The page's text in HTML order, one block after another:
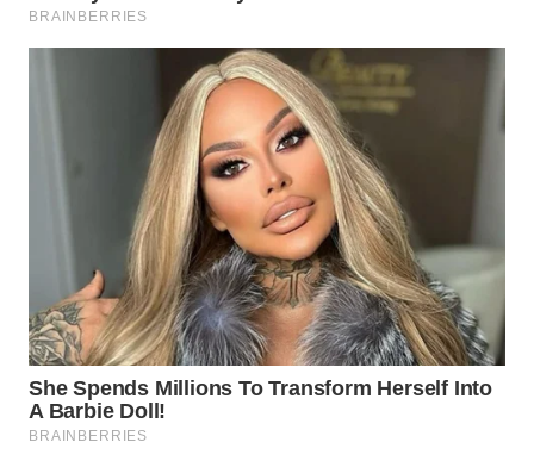
WN
TANGERANG
WN
BINJAI
WN
CIREBON